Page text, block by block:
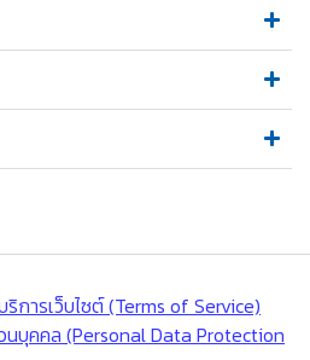
การเว็บไซต์ (Terms of Service)
บุคคล (Personal Data Protection